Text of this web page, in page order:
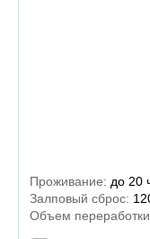
Проживание: до 20
Залповый сброс:
Объем